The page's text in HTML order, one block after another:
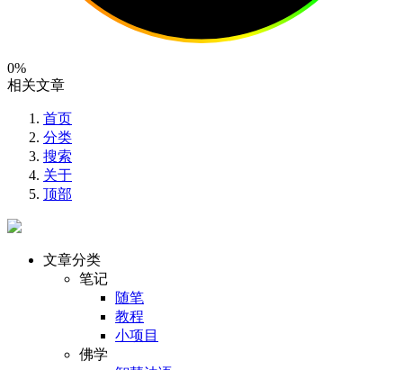
0%
相关文章
首页
分类
搜索
关于
顶部
文章分类
笔记
随笔
教程
小项目
佛学